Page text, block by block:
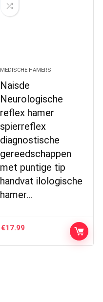
MEDISCHE HAMERS
Naisde
Neurologische
reflex hamer
spierreflex
diagnostische
gereedschappen
met puntige tip
handvat ilologische
hamer…
€17.99